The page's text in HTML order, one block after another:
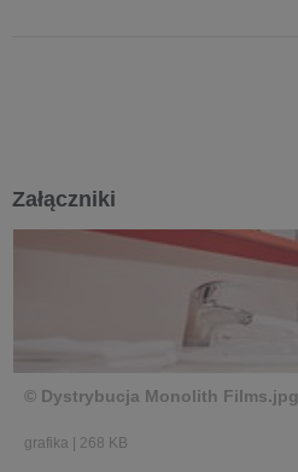
Załączniki
© Dystrybucja Monolith Films.jpg
grafika 268 KB